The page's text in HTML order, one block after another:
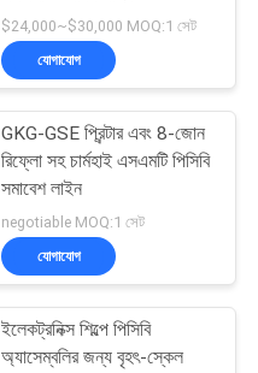
21
$24,000~$30,000 MOQ:1 সেট
যোগাযোগ
GKG-GSE প্রিন্টার এবং 8-জোন
রিফ্লো সহ চার্মহাই এসএমটি পিসিবি
সমাবেশ লাইন
negotiable MOQ:1 সেট
যোগাযোগ
ইলেকট্রনিক্স শিল্পে পিসিবি
অ্যাসেম্বলির জন্য বৃহৎ-স্কেল